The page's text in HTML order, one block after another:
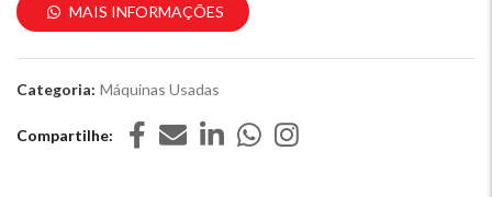
MAIS INFORMAÇÕES
Categoria: Máquinas Usadas
Compartilhe